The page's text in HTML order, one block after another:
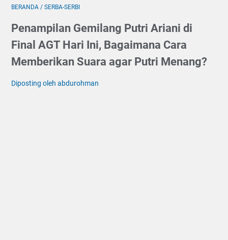
BERANDA / SERBA-SERBI
Penampilan Gemilang Putri Ariani di
Final AGT Hari Ini, Bagaimana Cara
Memberikan Suara agar Putri Menang?
Diposting oleh abdurohman